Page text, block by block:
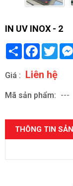
IN UV INOX - 2
Share Facebook
Giá : Liên hệ
Mã sản phẩm: ---
THÔNG TIN